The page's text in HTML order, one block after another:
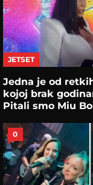
JETSET
Jedna je od
kojoj brak
Pitali smo Miu
0